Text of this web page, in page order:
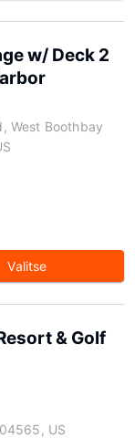
w/ Deck 2
West Boothbay
Valitse
& Golf
US